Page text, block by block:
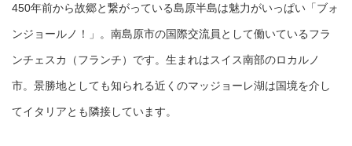
450年前から故郷と繋がっている島原半島は魅力がいっぱい「ブォ
ンジョールノ！」。南島原市の国際交流員として働いているフラ
ンチェスカ（フランチ）です。生まれはスイス南部のロカルノ
市。景勝地としても知られる近くのマッジョーレ湖は国境を介し
てイタリアとも隣接しています。